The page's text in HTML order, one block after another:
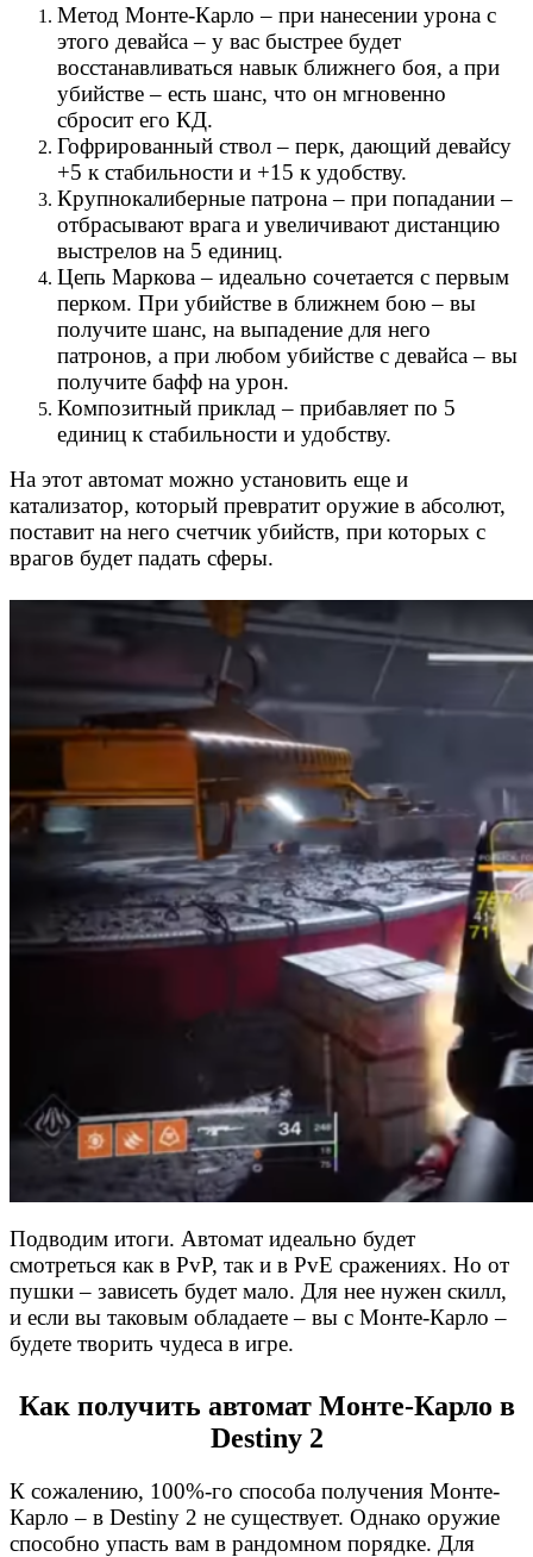
Метод Монте-Карло – при нанесении урона с
этого девайса – у вас быстрее будет
восстанавливаться навык ближнего боя, а при
убийстве – есть шанс, что он мгновенно
сбросит его КД.
Гофрированный ствол – перк, дающий девайсу
+5 к стабильности и +15 к удобству.
Крупнокалиберные патрона – при попадании –
отбрасывают врага и увеличивают дистанцию
выстрелов на 5 единиц.
Цепь Маркова – идеально сочетается с первым
перком. При убийстве в ближнем бою – вы
получите шанс, на выпадение для него
патронов, а при любом убийстве с девайса – вы
получите бафф на урон.
Композитный приклад – прибавляет по 5
единиц к стабильности и удобству.
На этот автомат можно установить еще и
катализатор, который превратит оружие в абсолют,
поставит на него счетчик убийств, при которых с
врагов будет падать сферы.
Подводим итоги. Автомат идеально будет
смотреться как в PvP, так и в PvE сражениях. Но от
пушки – зависеть будет мало. Для нее нужен скилл,
и если вы таковым обладаете – вы с Монте-Карло –
будете творить чудеса в игре.
Как получить автомат Монте-Карло в
Destiny 2
К сожалению, 100%-го способа получения Монте-
Карло – в Destiny 2 не существует. Однако оружие
способно упасть вам в рандомном порядке. Для